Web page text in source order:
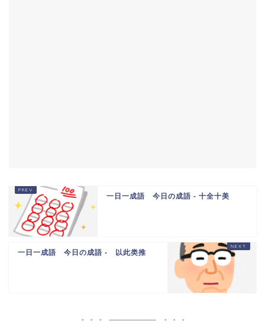
一日一成語 今日の成語 - 十全十美
一日一成語 今日の成語 - 以此类推